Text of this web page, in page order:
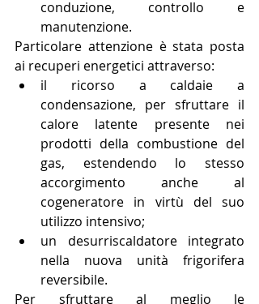
conduzione, controllo e
manutenzione.
Particolare attenzione è stata posta
ai recuperi energetici attraverso:
il ricorso a caldaie a
condensazione, per sfruttare il
calore latente presente nei
prodotti della combustione del
gas, estendendo lo stesso
accorgimento anche al
cogeneratore in virtù del suo
utilizzo intensivo;
un desurriscaldatore integrato
nella nuova unità frigorifera
reversibile.
Per sfruttare al meglio le